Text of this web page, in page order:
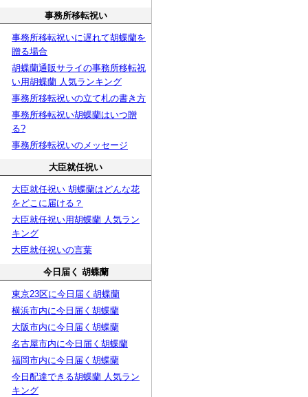
事務所移転祝い
事務所移転祝いに遅れて胡蝶蘭を
贈る場合
胡蝶蘭通販サライの事務所移転祝
い用胡蝶蘭 人気ランキング
事務所移転祝いの立て札の書き方
事務所移転祝い胡蝶蘭はいつ贈
る?
事務所移転祝いのメッセージ
大臣就任祝い
大臣就任祝い 胡蝶蘭はどんな花
をどこに届ける？
大臣就任祝い用胡蝶蘭 人気ラン
キング
大臣就任祝いの言葉
今日届く 胡蝶蘭
東京23区に今日届く胡蝶蘭
横浜市内に今日届く胡蝶蘭
大阪市内に今日届く胡蝶蘭
名古屋市内に今日届く胡蝶蘭
福岡市内に今日届く胡蝶蘭
今日配達できる胡蝶蘭 人気ラン
キング